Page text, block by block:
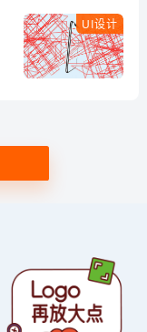
UI设计